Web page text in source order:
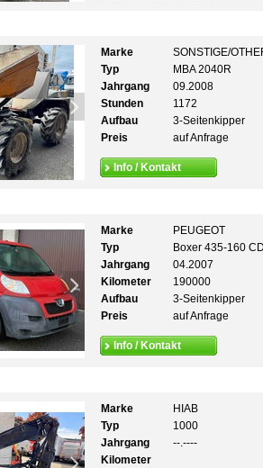
Marke
SONSTIGE/
Typ
MBA 2040R
Jahrgang
09.2008
Stunden
1172
Aufbau
3-Seitenkipper
Preis
auf Anfrage
Info / Kontakt
Marke
PEUGEOT
Typ
Boxer 435-160
Jahrgang
04.2007
Kilometer
190000
Aufbau
3-Seitenkipper
Preis
auf Anfrage
Info / Kontakt
Marke
HIAB
Typ
1000
Jahrgang
--.----
Kilometer